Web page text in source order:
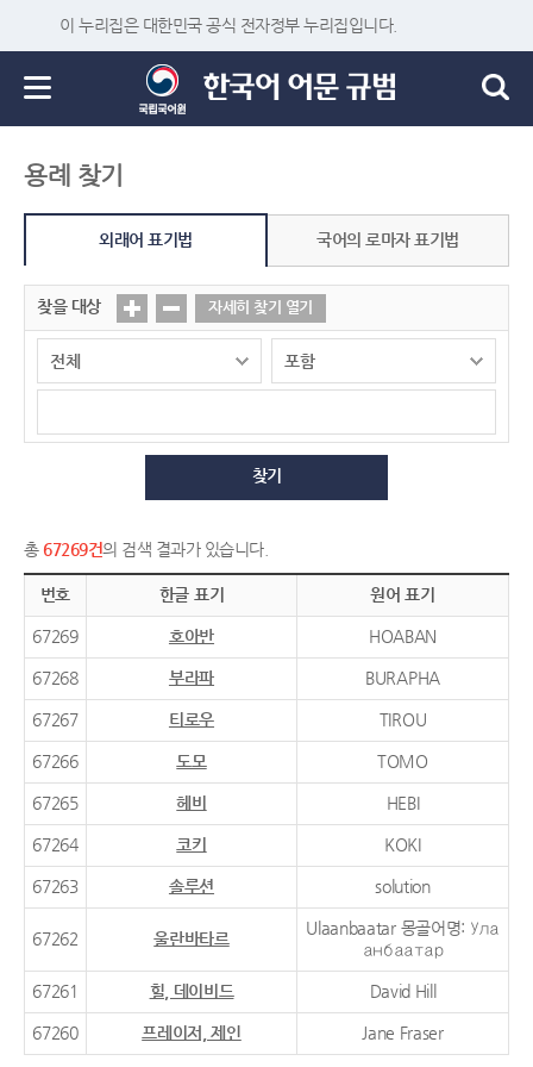
이 누리집은 대한민국 공식 전자정부 누리집입니다.
용례 찾기
외래어 표기법 국어의 로마자 표기법
찾을 대상 자세히 찾기 열기
찾기
총 67269건의 검색 결과가 있습니다.
번호 한글 표기 원어 표기
67269 호아반 HOABAN
67268 부라파 BURAPHA
67267 티로우 TIROU
67266 도모 TOMO
67265 헤비 HEBI
67264 코키 KOKI
67263 솔루션 solution
67262 울란바타르
Ulaanbaatar 몽골어명: Ула
анбаатар
67261 힐, 데이비드 David Hill
67260 프레이저, 제인 Jane Fraser